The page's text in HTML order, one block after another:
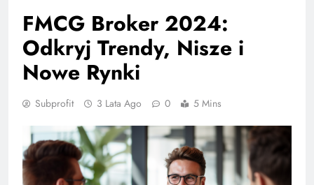
FMCG Broker 2024:
Odkryj Trendy, Nisze i
Nowe Rynki
Subprofit 3 Lata Ago 0 5 Mins